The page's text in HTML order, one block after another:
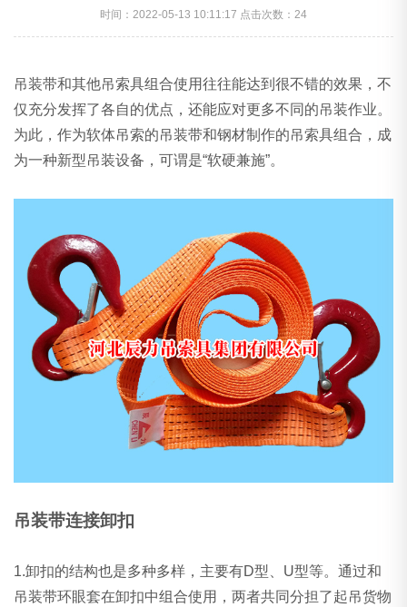
时间：2022-05-13 10:11:17 点击次数：24
吊装带和其他吊索具组合使用往往能达到很不错的效果，不
仅充分发挥了各自的优点，还能应对更多不同的吊装作业。
为此，作为软体吊索的吊装带和钢材制作的吊索具组合，成
为一种新型吊装设备，可谓是“软硬兼施”。
吊装带连接卸扣
1.卸扣的结构也是多种多样，主要有D型、U型等。通过和
吊装带环眼套在卸扣中组合使用，两者共同分担了起吊货物